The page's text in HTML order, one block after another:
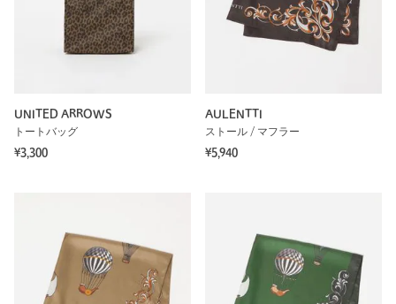
UNITED ARROWS
トートバッグ
¥3,300
AULENTTI
ストール / マフラー
¥5,940